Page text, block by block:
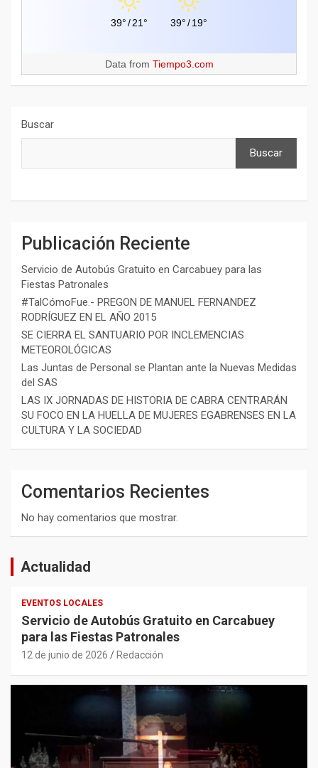
39°/21° 39°/19°
Data from Tiempo3.com
Buscar
Buscar
Publicación Reciente
Servicio de Autobús Gratuito en Carcabuey para las
Fiestas Patronales
#TalCómoFue.- PREGON DE MANUEL FERNANDEZ
RODRÍGUEZ EN EL AÑO 2015
SE CIERRA EL SANTUARIO POR INCLEMENCIAS
METEOROLÓGICAS
Las Juntas de Personal se Plantan ante la Nuevas Medidas
del SAS
LAS IX JORNADAS DE HISTORIA DE CABRA CENTRARÁN
SU FOCO EN LA HUELLA DE MUJERES EGABRENSES EN LA
CULTURA Y LA SOCIEDAD
Comentarios Recientes
No hay comentarios que mostrar.
Actualidad
EVENTOS LOCALES
Servicio de Autobús Gratuito en Carcabuey
para las Fiestas Patronales
12 de junio de 2026 Redacción